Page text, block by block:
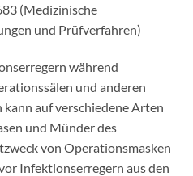
(Medizinische
und Prüfverfahren)
während
und anderen
auf verschiedene Arten
und Münder des
von Operationsmasken
Infektionserregern aus den